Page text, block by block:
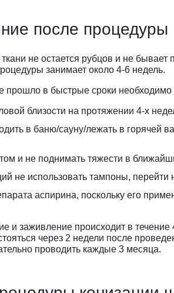
после процедуры
не остается рубцов и не
занимает около 4-6 недель.
прошло в быстрые сроки
близости на протяжении 4-х
в баню/сауну/лежать в горячей
и не поднимать тяжести в
не использовать тампоны,
аспирина, поскольку его
и заживление происходит в
через 2 недели после
проводить каждые 3 месяца.